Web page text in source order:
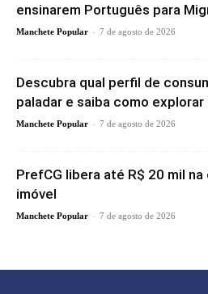
ensinarem Português para
Manchete Popular - 7 de agosto de 2026
Descubra qual perfil de
paladar e saiba como
Manchete Popular - 7 de agosto de 2026
PrefCG libera até R$ 20 mil
imóvel
Manchete Popular - 7 de agosto de 2026